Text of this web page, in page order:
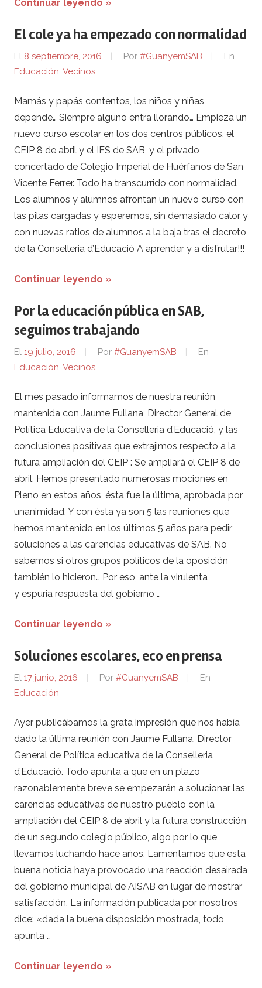
Continuar leyendo »
El cole ya ha empezado con normalidad
El 8 septiembre, 2016 Por #GuanyemSAB
En
Educación, Vecinos
Mamás y papás contentos, los niños y niñas,
depende… Siempre alguno entra llorando… Empieza un
nuevo curso escolar en los dos centros públicos, el
CEIP 8 de abril y el IES de SAB, y el privado
concertado de Colegio Imperial de Huérfanos de San
Vicente Ferrer. Todo ha transcurrido con normalidad.
Los alumnos y alumnos afrontan un nuevo curso con
las pilas cargadas y esperemos, sin demasiado calor y
con nuevas ratios de alumnos a la baja tras el decreto
de la Conselleria d’Educació A aprender y a disfrutar!!!
Continuar leyendo »
Por la educación pública en SAB,
seguimos trabajando
El 19 julio, 2016 Por #GuanyemSAB
En
Educación, Vecinos
El mes pasado informamos de nuestra reunión
mantenida con Jaume Fullana, Director General de
Política Educativa de la Conselleria d’Educació, y las
conclusiones positivas que extrajimos respecto a la
futura ampliación del CEIP : Se ampliará el CEIP 8 de
abril. Hemos presentado numerosas mociones en
Pleno en estos años, ésta fue la última, aprobada por
unanimidad. Y con ésta ya son 5 las reuniones que
hemos mantenido en los últimos 5 años para pedir
soluciones a las carencias educativas de SAB. No
sabemos si otros grupos políticos de la oposición
también lo hicieron… Por eso, ante la virulenta
y espuria respuesta del gobierno …
Continuar leyendo »
Soluciones escolares, eco en prensa
El 17 junio, 2016 Por #GuanyemSAB
En
Educación
Ayer publicábamos la grata impresión que nos había
dado la última reunión con Jaume Fullana, Director
General de Política educativa de la Conselleria
d’Educació. Todo apunta a que en un plazo
razonablemente breve se empezarán a solucionar las
carencias educativas de nuestro pueblo con la
ampliación del CEIP 8 de abril y la futura construcción
de un segundo colegio público, algo por lo que
llevamos luchando hace años. Lamentamos que esta
buena noticia haya provocado una reacción desairada
del gobierno municipal de AISAB en lugar de mostrar
satisfacción. La información publicada por nosotros
dice: «dada la buena disposición mostrada, todo
apunta …
Continuar leyendo »